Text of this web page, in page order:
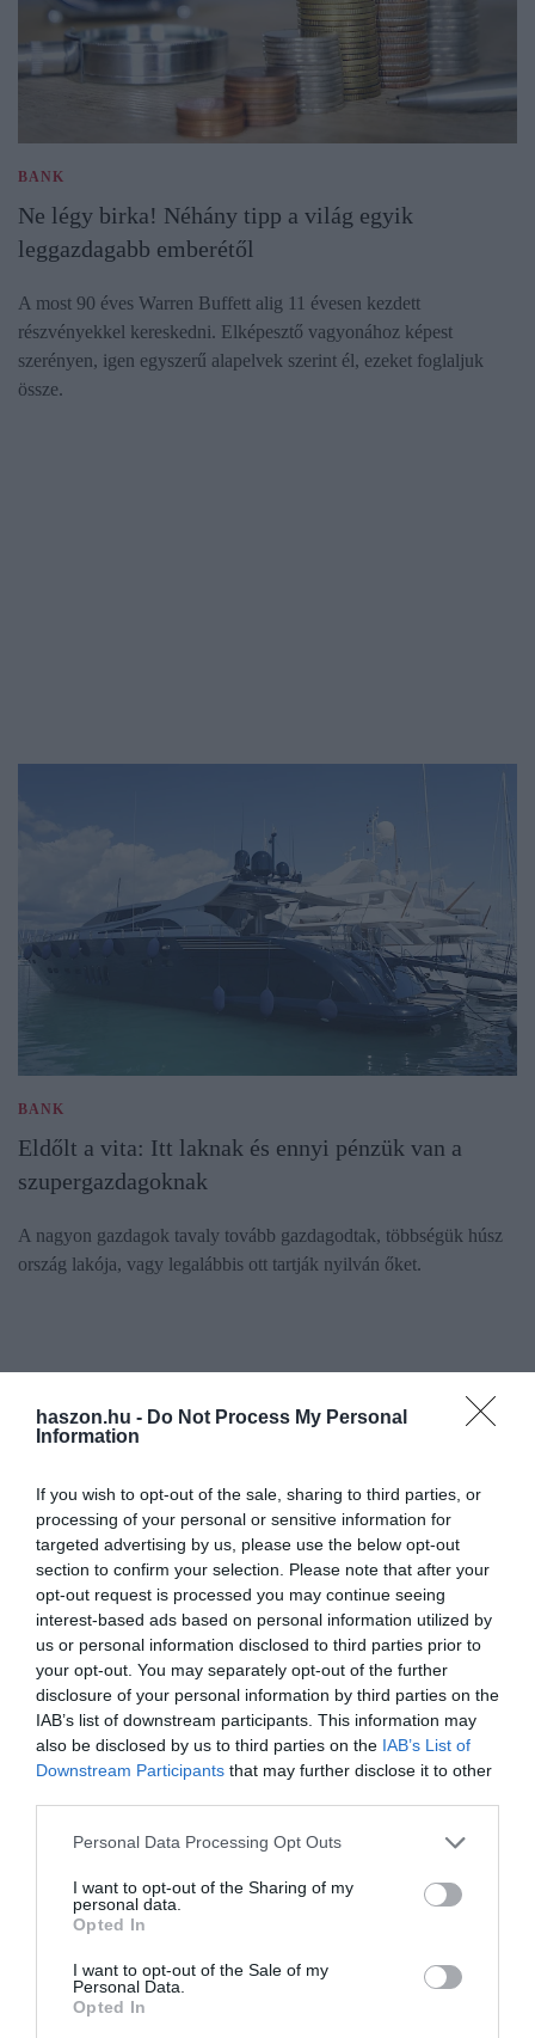
haszon.hu - Do Not Process My Personal
Information
If you wish to opt-out of the sale, sharing to third parties, or
processing of your personal or sensitive information for
targeted advertising by us, please use the below opt-out
section to confirm your selection. Please note that after your
opt-out request is processed you may continue seeing
interest-based ads based on personal information utilized by
us or personal information disclosed to third parties prior to
your opt-out. You may separately opt-out of the further
disclosure of your personal information by third parties on the
IAB’s list of downstream participants. This information may
also be disclosed by us to third parties on the IAB’s List of
Downstream Participants that may further disclose it to other
Please note that this website/app uses one or more Google
not limited to your visit or usage behaviour. You may click to
grant or deny consent to Google and its third-party tags to
use your data for below specified purposes in below Google
consent section.
Personal Data Processing Opt Outs
I want to opt-out of the Sharing of my
personal data.
Opted In
I want to opt-out of the Sale of my
Personal Data.
Opted In
BANK
Ne légy birka! Néhány tipp a világ egyik
leggazdagabb emberétől
A most 90 éves Warren Buffett alig 11 évesen kezdett
részvényekkel kereskedni. Elképesztő vagyonához képest
szerényen, igen egyszerű alapelvek szerint él, ezeket foglaljuk
össze.
BANK
Eldőlt a vita: Itt laknak és ennyi pénzük van a
szupergazdagoknak
A nagyon gazdagok tavaly tovább gazdagodtak, többségük húsz
ország lakója, vagy legalábbis ott tartják nyilván őket.
Sok pénz van a világban, csak keveseknél